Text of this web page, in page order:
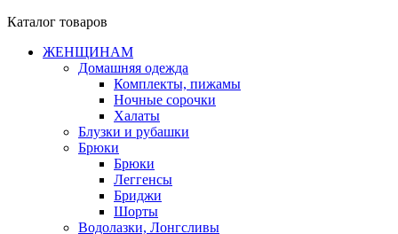
Каталог товаров
ЖЕНЩИНАМ
Домашняя одежда
Комплекты, пижамы
Ночные сорочки
Халаты
Блузки и рубашки
Брюки
Брюки
Леггенсы
Бриджи
Шорты
Водолазки, Лонгсливы